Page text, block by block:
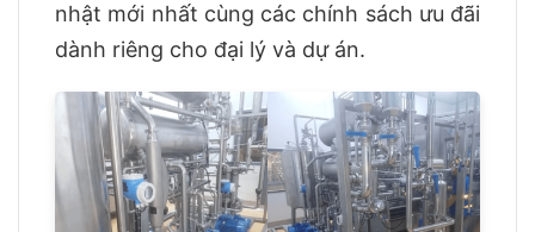
nhật mới nhất cùng các chính sách ưu đãi
dành riêng cho đại lý và dự án.